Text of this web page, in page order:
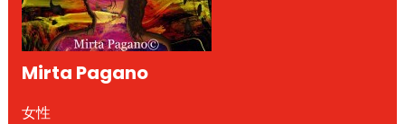
Mirta Pagano
女性